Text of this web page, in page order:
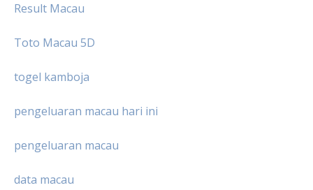
Result Macau
Toto Macau 5D
togel kamboja
pengeluaran macau hari ini
pengeluaran macau
data macau